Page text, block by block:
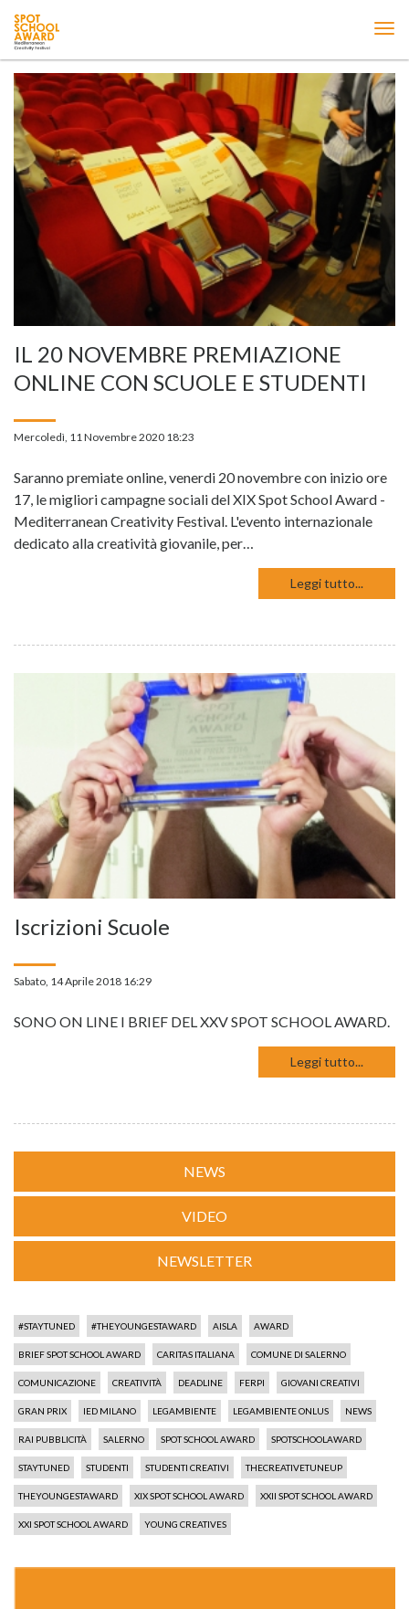
IL 20 NOVEMBRE PREMIAZIONE
ONLINE CON SCUOLE E STUDENTI
Mercoledì, 11 Novembre 2020 18:23
Saranno premiate online, venerdi 20 novembre con inizio ore
17, le migliori campagne sociali del XIX Spot School Award -
Mediterranean Creativity Festival. L'evento internazionale
dedicato alla creatività giovanile, per…
Leggi tutto...
Iscrizioni Scuole
Sabato, 14 Aprile 2018 16:29
SONO ON LINE I BRIEF DEL XXV SPOT SCHOOL AWARD.
Leggi tutto...
NEWS
VIDEO
NEWSLETTER
#STAYTUNED #THEYOUNGESTAWARD AISLA AWARD
BRIEF SPOT SCHOOL AWARD CARITAS ITALIANA COMUNE DI SALERNO
COMUNICAZIONE CREATIVITÀ DEADLINE FERPI GIOVANI CREATIVI
GRAN PRIX IED MILANO LEGAMBIENTE LEGAMBIENTE ONLUS NEWS
RAI PUBBLICITÀ SALERNO SPOT SCHOOL AWARD SPOTSCHOOLAWARD
STAYTUNED STUDENTI STUDENTI CREATIVI THECREATIVETUNEUP
THEYOUNGESTAWARD XIX SPOT SCHOOL AWARD XXII SPOT SCHOOL AWARD
XXI SPOT SCHOOL AWARD YOUNG CREATIVES